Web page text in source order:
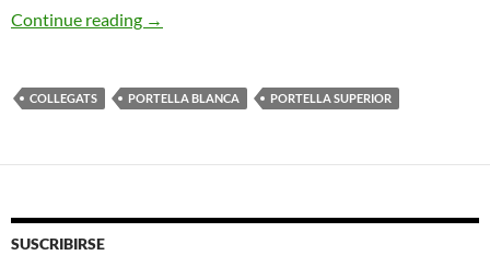
Continue reading Tascó Rebuffat. Collegats
→
COLLEGATS PORTELLA BLANCA PORTELLA SUPERIOR
SUSCRIBIRSE